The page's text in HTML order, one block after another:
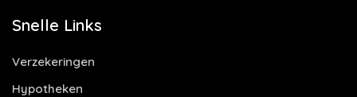
Snelle Links
Verzekeringen
Hypotheken